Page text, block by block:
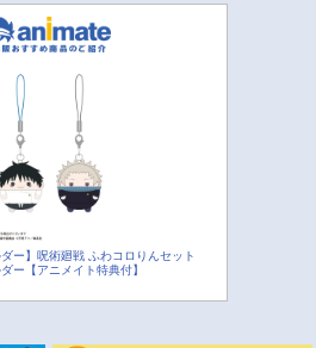
ダー】呪術廻戦 ふわコロりんセット
ー【アニメイト特典付】